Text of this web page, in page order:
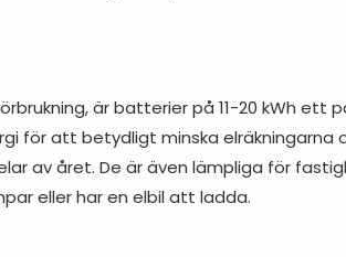
är batterier på 11-20 kWh ett
för att betydligt minska elräkningarna
av året. De är även lämpliga för
eller har en elbil att ladda.